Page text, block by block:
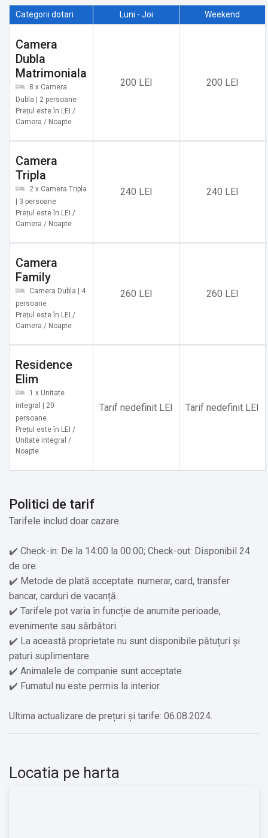
✔️ Pârtia de schi Șoimul
✔️ Mănăstirea Voroneț
✔️ Biserica Sfântul Gheorghe
✔️ Muzeul Obiceiurilor Populare Bucovinene
✔️ Păstrăvăria Gura Humorului
✔️ Rezervația Naturală Pădurea de Argint
✔️ Cetatea de Scaun a Sucevei
✔️ Parcul de Aventură "Drumul Poienii"
✔️ Muzeul de Artă Plastică Bucovina
✔️ Centrul de Informare Turistică Gura Humorului
✔️ Muzeul de Istorie și Etnografie Gura Humorului
✔️ Rezervația Naturală Rarău-Giumalău
✔️ Parcul Memorial "Cimitirul Eroilor" Gura Humorului
✔️ Mănăstirea Moldovița
✔️ Muzeul Colecțiilor Bucovinene
✔️ Complexul Muzeal Bucovina
✔️ Căsuțele Artiștilor Bucovineni
✔️ Salina Cacica
✔️ Muzeul Ciprian Porumbescu
Servicii suplimentare incluse in pret:
✔️ Etaje superioare accesibile doar pe scări
✔️ Aparat pentru prepararea de ceai/cafea
Alte servicii oferite contra cost:
✔️ Saună și ciubăr încălzit (Cost suplimentar)
✔️ Organizăm evenimente private (Cost suplimentar)
Categorii dotari Luni - Joi Weekend
Camera
Dubla
Matrimoniala
8 x Camera
Dubla | 2 persoane
Prețul este în LEI /
Camera / Noapte
200 LEI 200 LEI
Camera
Tripla
2 x Camera Tripla
| 3 persoane
Prețul este în LEI /
Camera / Noapte
240 LEI 240 LEI
Camera
Family
Camera Dubla | 4
persoane
Prețul este în LEI /
Camera / Noapte
260 LEI 260 LEI
Residence
Elim
1 x Unitate
integral | 20
persoane
Prețul este în LEI /
Unitate integral /
Noapte
Tarif nedefinit LEI Tarif nedefinit LEI
Politici de tarif
Tarifele includ doar cazare.
✔️ Check-in: De la 14:00 la 00:00; Check-out: Disponibil 24
de ore.
✔️ Metode de plată acceptate: numerar, card, transfer
bancar, carduri de vacanță.
✔️ Tarifele pot varia în funcție de anumite perioade,
evenimente sau sărbători.
✔️ La această proprietate nu sunt disponibile pătuțuri și
paturi suplimentare.
✔️ Animalele de companie sunt acceptate.
✔️ Fumatul nu este permis la interior.
Ultima actualizare de prețuri și tarife: 06.08.2024.
Locatia pe harta